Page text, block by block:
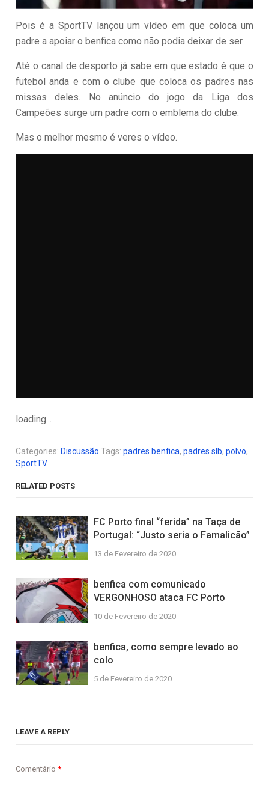
Pois é a SportTV lançou um vídeo em que coloca um
padre a apoiar o benfica como não podia deixar de ser.
Até o canal de desporto já sabe em que estado é que o
futebol anda e com o clube que coloca os padres nas
missas deles. No anúncio do jogo da Liga dos
Campeões surge um padre com o emblema do clube.
Mas o melhor mesmo é veres o vídeo.
loading...
Categories: Discussão Tags:padres benfica,padres slb,polvo,
SportTV
RELATED POSTS
FC Porto final “ferida” na Taça de
Portugal: “Justo seria o Famalicão”
13 de Fevereiro de 2020
benfica com comunicado
VERGONHOSO ataca FC Porto
10 de Fevereiro de 2020
benfica, como sempre levado ao
colo
5 de Fevereiro de 2020
LEAVE A REPLY
Comentário*